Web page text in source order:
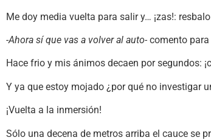
Me doy media vuelta para salir y… ¡zas!:
-Ahora sí que vas a volver al auto- comento
Hace frio y mis ánimos decaen por segundos:
Y ya que estoy mojado ¿por qué no investigar
¡Vuelta a la inmersión!
Sólo una decena de metros arriba el cauce se